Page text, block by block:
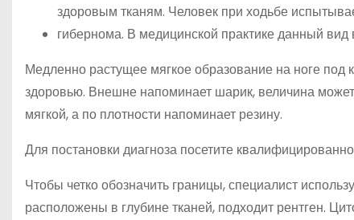
здоровым тканям. Человек при ходьбе
гибернома. В медицинской практике данный
Медленно растущее мягкое образование на ноге
здоровью. Внешне напоминает шарик, величина
мягкой, а по плотности напоминает резину.
Для постановки диагноза посетите
Чтобы четко обозначить границы, специалист
расположены в глубине тканей, подходит рентген.